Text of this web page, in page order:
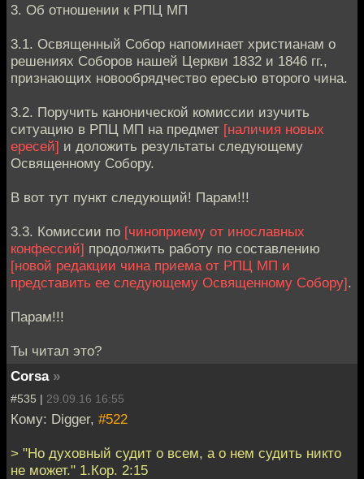
3. Об отношении к РПЦ МП
3.1. Освященный Собор напоминает христианам о
решениях Соборов нашей Церкви 1832 и 1846 гг.,
признающих новообрядчество ересью второго чина.
3.2. Поручить канонической комиссии изучить
ситуацию в РПЦ МП на предмет [наличия новых
ересей] и доложить результаты следующему
Освященному Собору.
B вот тут пункт следующий! Парам!!!
3.3. Комиссии по [чиноприему от инославных
конфессий] продолжить работу по составлению
[новой редакции чина приема от РПЦ МП и
представить ее следующему Освященному Собору].
Парам!!!
Ты читал это?
Corsa »
#535 | 29.09.16 16:55
Кому: Digger, #522
> "Но духовный судит о всем, а о нем судить никто
не может." 1.Кор. 2:15